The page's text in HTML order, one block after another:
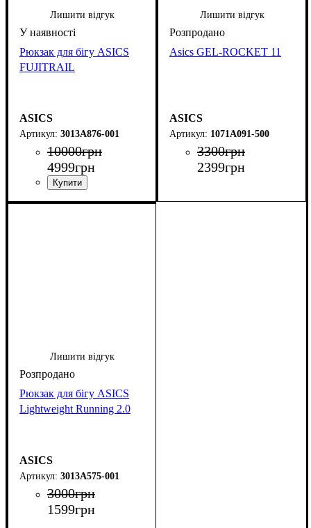
Лишити відгук
Рюкзак для бігу ASICS
FUJITRAIL
ASICS
3013A876-001
10000грн
4999грн
Лишити відгук
Asics GEL-ROCKET 11
ASICS
1071A091-500
3300грн
2399грн
Лишити відгук
Рюкзак для бігу ASICS
Lightweight Running 2.0
ASICS
3013A575-001
3000грн
1599грн